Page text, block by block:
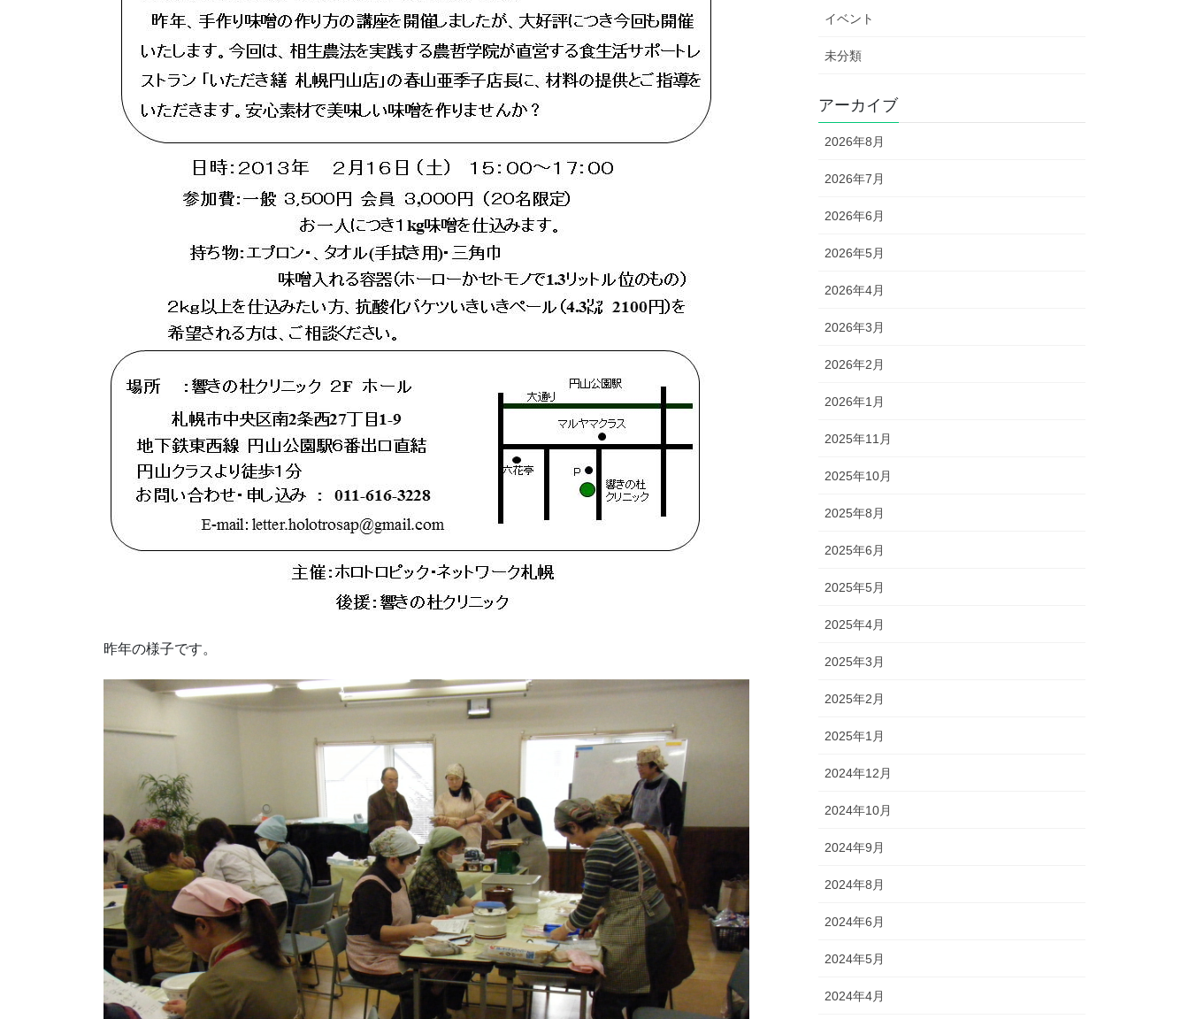
昨年の様子です。
イベント
未分類
アーカイブ
2026年8月
2026年7月
2026年6月
2026年5月
2026年4月
2026年3月
2026年2月
2026年1月
2025年11月
2025年10月
2025年8月
2025年6月
2025年5月
2025年4月
2025年3月
2025年2月
2025年1月
2024年12月
2024年10月
2024年9月
2024年8月
2024年6月
2024年5月
2024年4月